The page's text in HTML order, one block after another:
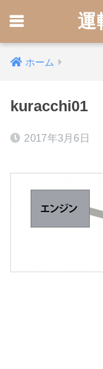
運
ホーム
kuracchi01
2017年3月6日